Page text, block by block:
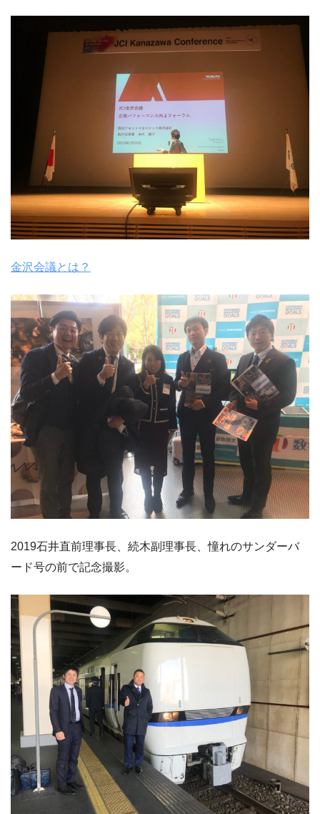
金沢会議とは？
2019石井直前理事長、続木副理事長、憧れのサンダーバ
ード号の前で記念撮影。